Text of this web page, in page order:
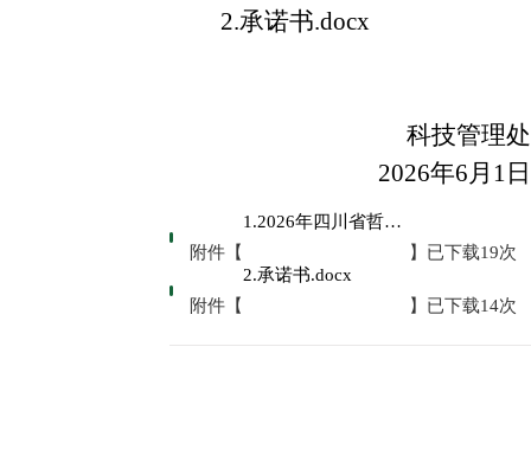
2.承诺书.docx
科技管理处
2026年6月 1 日
附件【
1.2026年四川省哲学社会科学基金青年人才项目申请书.doc
】已下载19次
附件【
2.承诺书.docx
】已下载14次